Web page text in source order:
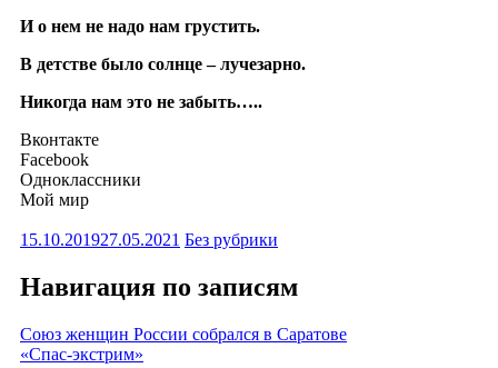
И о нем не надо нам грустить.
В детстве было солнце – лучезарно.
Никогда нам это не забыть…..
Вконтакте
Facebook
Одноклассники
Мой мир
15.10.201927.05.2021 Без рубрики
Навигация по записям
Союз женщин России собрался в Саратове
«Спас-экстрим»